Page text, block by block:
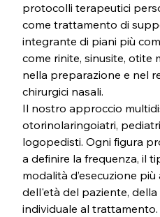
protocolli terapeutici
come trattamento di
integrante di piani più
come rinite, sinusite, otite
nella preparazione e nel
chirurgici nasali.
Il nostro approccio
otorinolaringoiatri,
logopedisti. Ogni figura
a definire la frequenza, il
modalità d’esecuzione
dell'età del paziente,
individuale al trattamento.